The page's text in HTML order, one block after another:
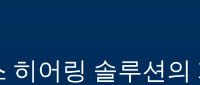
히어링 솔루션